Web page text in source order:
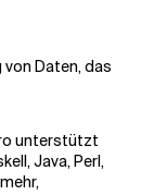
von Daten, das
unterstützt
Java, Perl,